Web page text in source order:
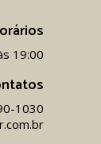
19:00
1030